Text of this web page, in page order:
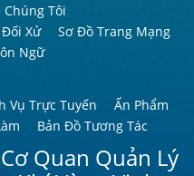
Chúng Tôi
Xử
Sơ Đồ Trang Mạng
Ngữ
Vụ Trực Tuyến
Ấn Phẩm
Bản Đồ Tương Tác
Quan Quản Lý